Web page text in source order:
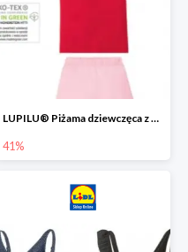
LUPILU® Piżama dziewczęca z bawełny -41%
41%